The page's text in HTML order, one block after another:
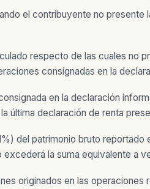
el contribuyente no presente
respecto de las cuales no
consignadas en la
en la declaración
última declaración de renta
del patrimonio bruto
la suma equivalente a
originados en las